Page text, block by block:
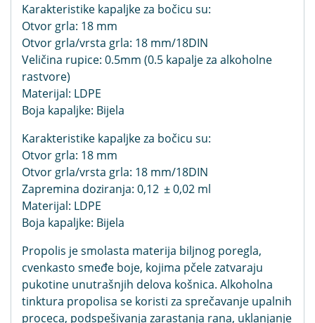
Karakteristike kapaljke za bočicu su:
Otvor grla: 18 mm
Otvor grla/vrsta grla: 18 mm/18DIN
Veličina rupice: 0.5mm (0.5 kapalje za alkoholne
rastvore)
Materijal: LDPE
Boja kapaljke: Bijela
Karakteristike kapaljke za bočicu su:
Otvor grla: 18 mm
Otvor grla/vrsta grla: 18 mm/18DIN
Zapremina doziranja: 0,12 ± 0,02 ml
Materijal: LDPE
Boja kapaljke: Bijela
Propolis je smolasta materija biljnog poregla,
cvenkasto smeđe boje, kojima pčele zatvaraju
pukotine unutrašnjih delova košnica. Alkoholna
tinktura propolisa se koristi za sprečavanje upalnih
proceca, podspešivanja zarastanja rana, uklanjanje